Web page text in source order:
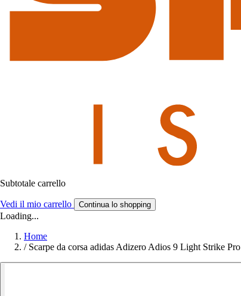
Subtotale carrello
Vedi il mio carrello Continua lo shopping
Loading...
Home
/ Scarpe da corsa adidas Adizero Adios 9 Light Strike Pro